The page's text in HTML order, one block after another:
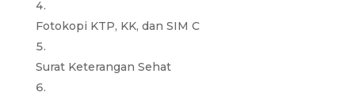
Fotokopi KTP, KK, dan SIM C
Surat Keterangan Sehat